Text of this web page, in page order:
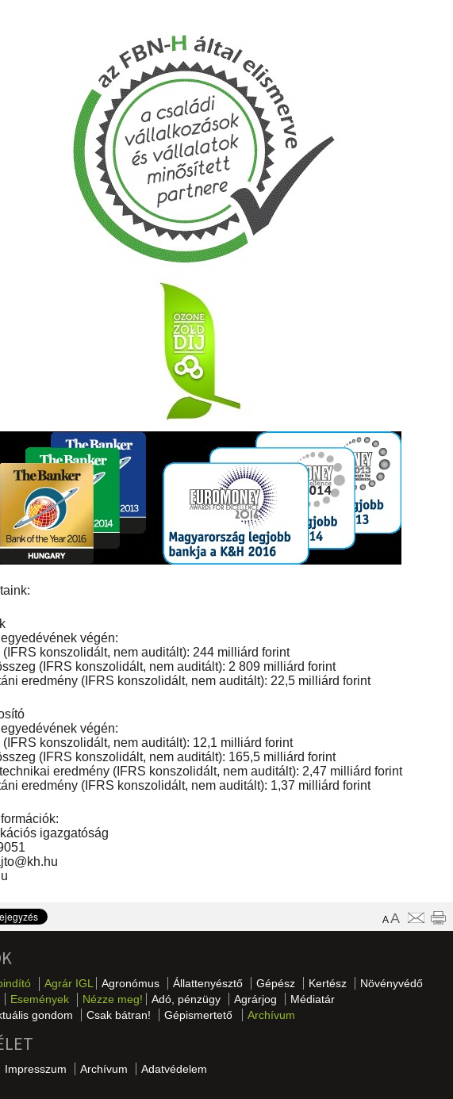
végén:
(IFRS konszolidált, nem auditált): 244 milliárd forint
(IFRS konszolidált, nem auditált): 2 809 milliárd forint
eredmény (IFRS konszolidált, nem auditált): 22,5 milliárd forint
végén:
(IFRS konszolidált, nem auditált): 12,1 milliárd forint
(IFRS konszolidált, nem auditált): 165,5 milliárd forint
eredmény (IFRS konszolidált, nem auditált): 2,47 milliárd forint
eredmény (IFRS konszolidált, nem auditált): 1,37 milliárd forint
igazgatóság
A A
Agrár IGL Agronómus Állattenyésztő Gépész Kertész
Növényvédő
Események Nézze meg! Adó, pénzügy Agrárjog
Médiatár
gondom Csak bátran! Gépismertető Archívum
Impresszum Archívum Adatvédelem